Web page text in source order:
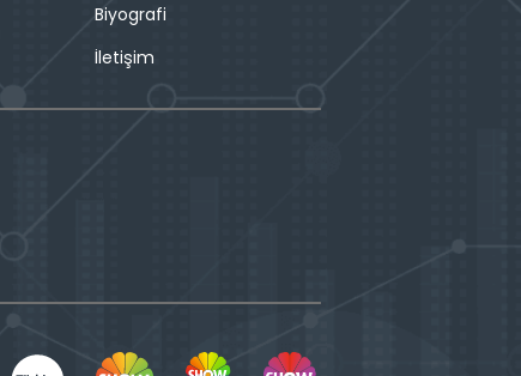
Biyografi
İletişim